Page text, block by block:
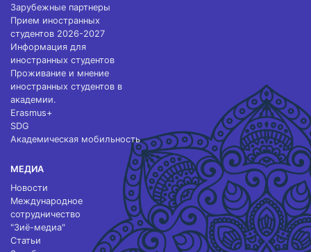
Зарубежные партнеры
Прием иностранных
студентов 2026-2027
Информация для
иностранных студентов
Проживание и мнение
иностранных студентов в
академии.
Erasmus+
SDG
Академическая мобильность
МЕДИА
Новости
Международное
сотрудничество
"Зиё-медиа"
Статьи